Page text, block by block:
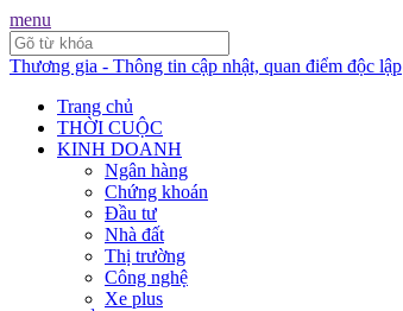
menu
Thương gia - Thông tin cập nhật, quan điểm độc lập
Trang chủ
THỜI CUỘC
KINH DOANH
Ngân hàng
Chứng khoán
Đầu tư
Nhà đất
Thị trường
Công nghệ
Xe plus